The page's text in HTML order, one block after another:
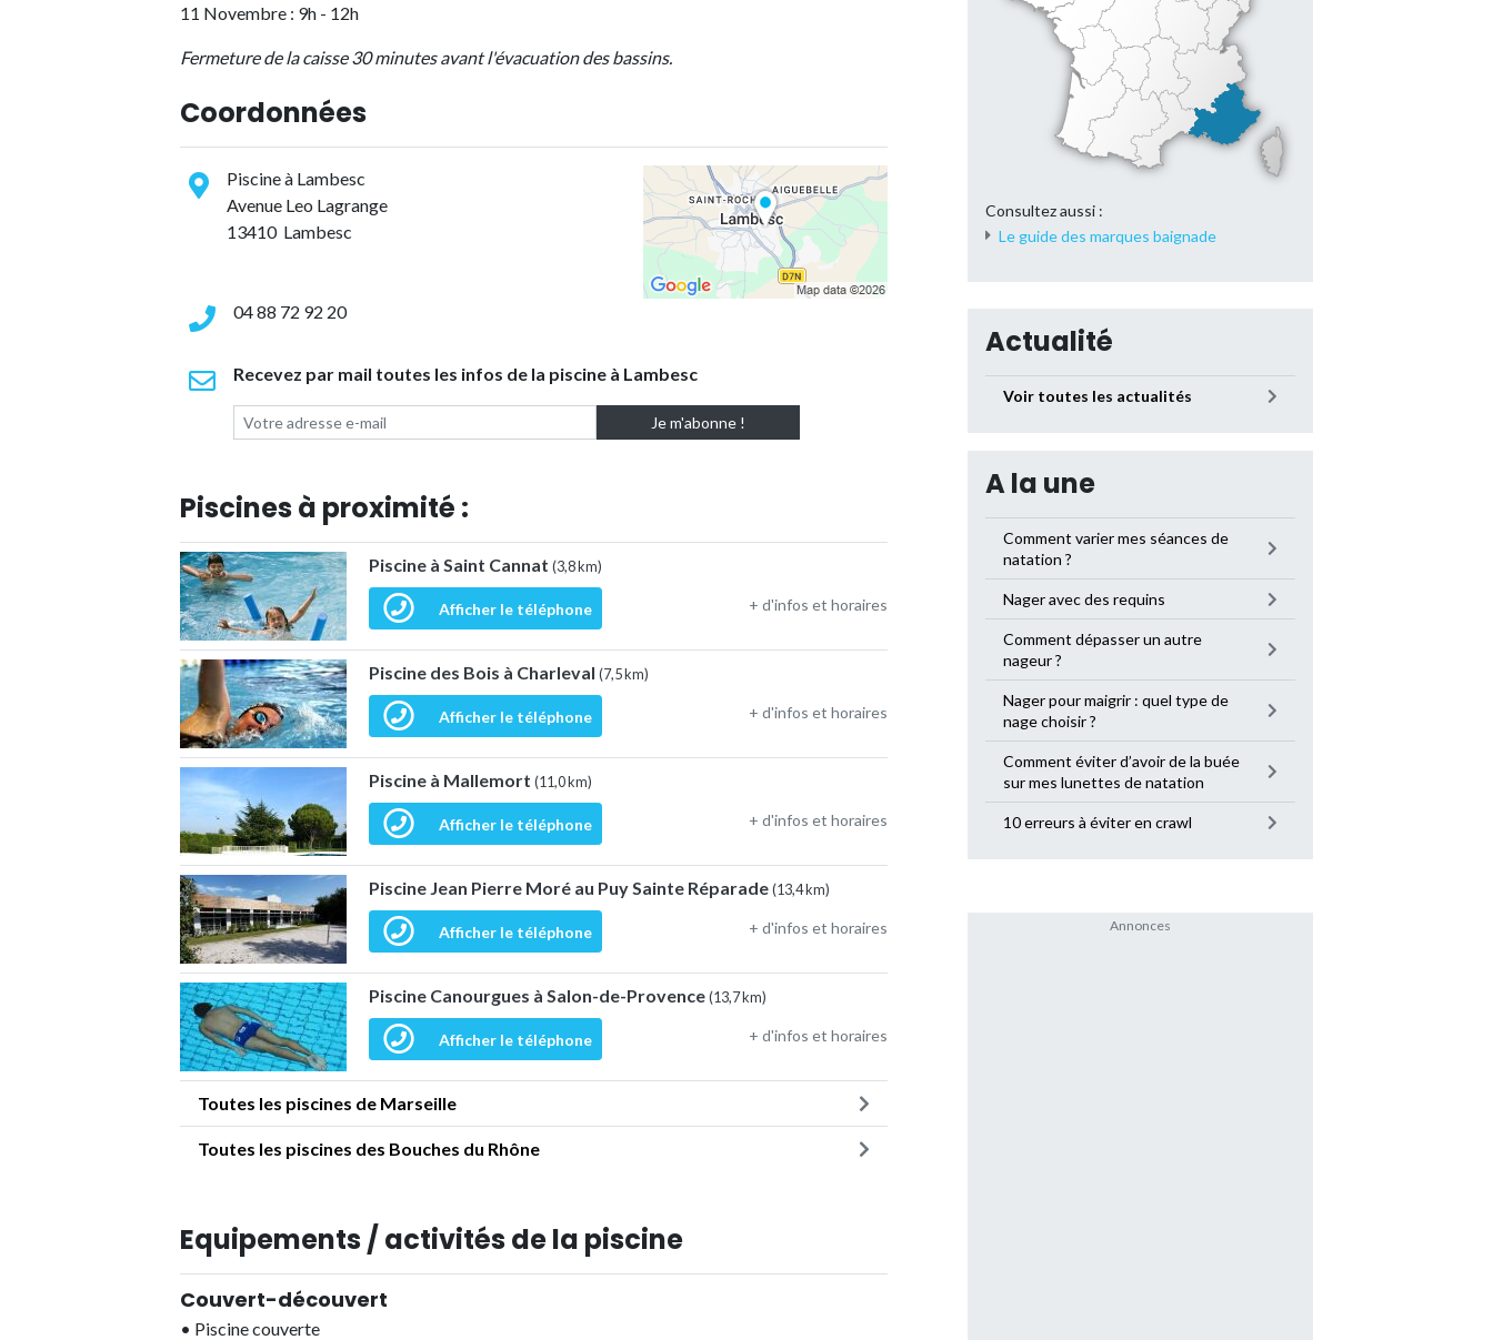
11 Novembre : 9h - 12h
Fermeture de la caisse 30 minutes avant l'évacuation des bassins.
Coordonnées
Piscine à Lambesc
Avenue Leo Lagrange
13410 Lambesc
04 88 72 92 20
Recevez par mail toutes les infos de la piscine à Lambesc
Piscines à proximité :
Piscine à Saint Cannat (3,8 km)
Afficher le téléphone + d'infos et horaires
Piscine des Bois à Charleval (7,5 km)
Afficher le téléphone + d'infos et horaires
Piscine à Mallemort (11,0 km)
Afficher le téléphone + d'infos et horaires
Piscine Jean Pierre Moré au Puy Sainte Réparade(13,4 km)
Afficher le téléphone + d'infos et horaires
Piscine Canourgues à Salon-de-Provence(13,7 km)
Afficher le téléphone + d'infos et horaires
Toutes les piscines de Marseille
Toutes les piscines des Bouches du Rhône
Equipements / activités de la piscine
Couvert-découvert
• Piscine couverte
Consultez aussi :
Le guide des marques baignade
Actualité
Voir toutes les actualités
A la une
Comment varier mes séances de
natation ?
Nager avec des requins
Comment dépasser un autre
nageur ?
Nager pour maigrir : quel type de
nage choisir ?
Comment éviter d’avoir de la buée
sur mes lunettes de natation
10 erreurs à éviter en crawl